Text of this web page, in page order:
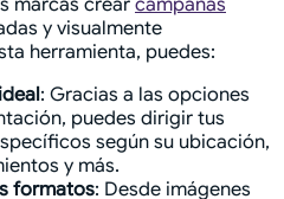
marcas crear campañas
y visualmente
herramienta, puedes:
: Gracias a las opciones
puedes dirigir tus
según su ubicación,
y más.
formatos: Desde imágenes